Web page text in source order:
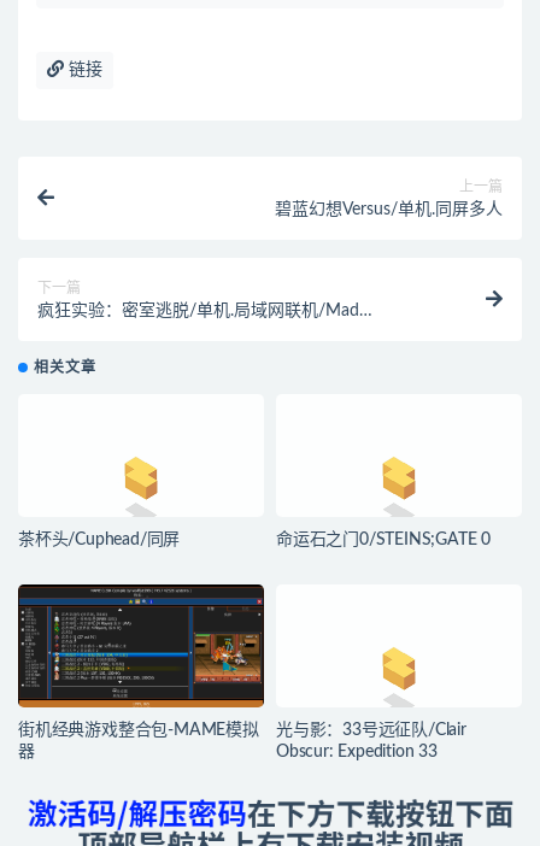
链接
上一篇
碧蓝幻想Versus/单机.同屏多人
下一篇
疯狂实验：密室逃脱/单机.局域网联机/Mad
相关文章
茶杯头/Cuphead/同屏 命运石之门0/STEINS;GATE 0
街机经典游戏整合包-MAME模拟
器
光与影：33号远征队/Clair
Obscur: Expedition 33